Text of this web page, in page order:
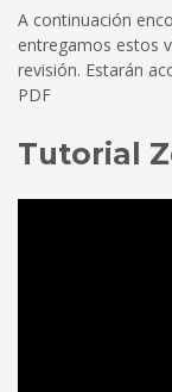
A continuación
entregamos estos
revisión. Estarán
PDF
Tutorial